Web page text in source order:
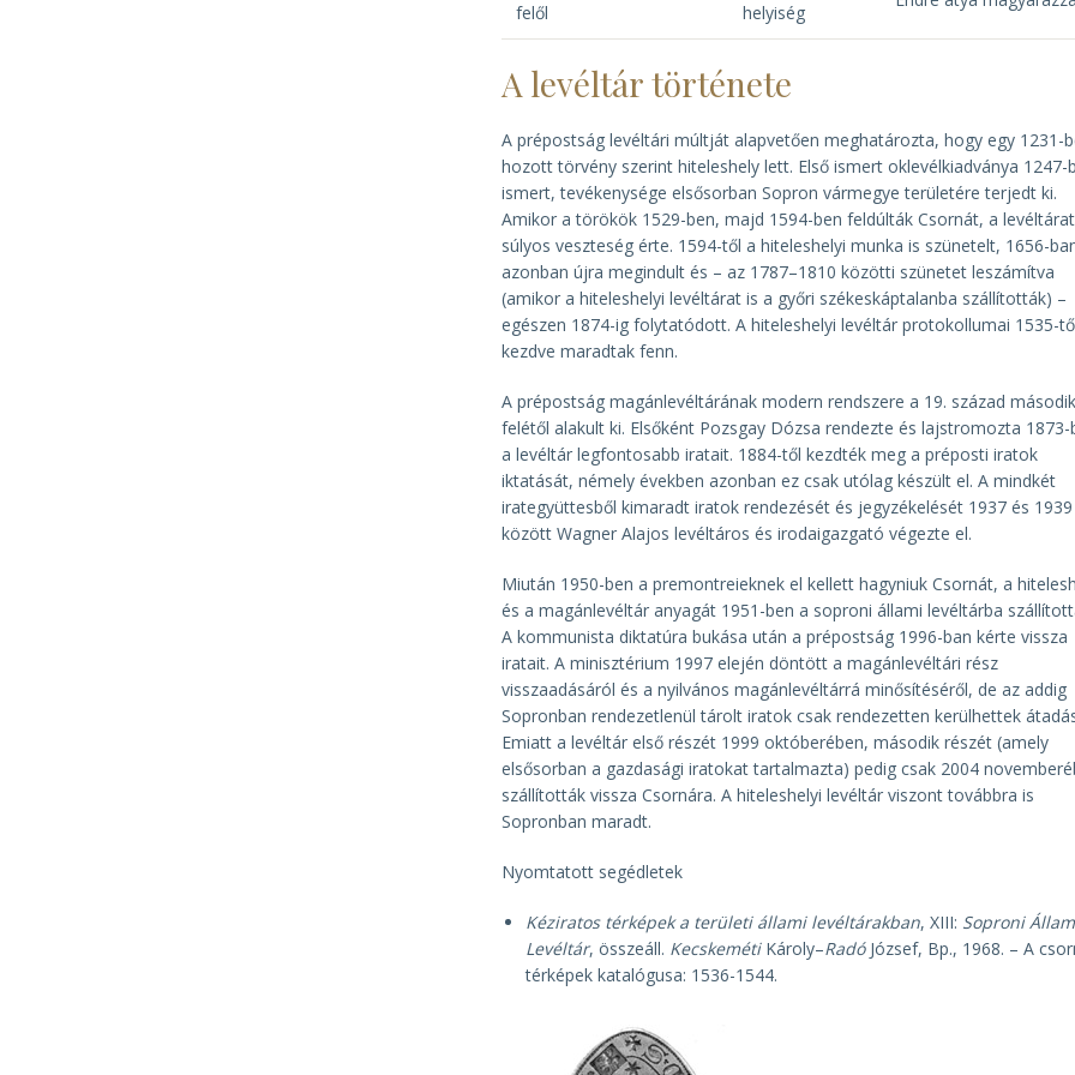
felől
helyiség
A levéltár története
A prépostság levéltári múltját alapvetően meghatározta, hogy egy 1231-
hozott törvény szerint hiteleshely lett. Első ismert oklevélkiadványa 1247-
ismert, tevékenysége elsősorban Sopron vármegye területére terjedt ki.
Amikor a törökök 1529-ben, majd 1594-ben feldúlták Csornát, a
súlyos veszteség érte. 1594-től a hiteleshelyi munka is szünetelt, 1656-
azonban újra megindult és – az 1787–1810 közötti szünetet leszámítva
(amikor a hiteleshelyi levéltárat is a győri székeskáptalanba szállították) –
egészen 1874-ig folytatódott. A hiteleshelyi levéltár protokollumai 1535-
kezdve maradtak fenn.
A prépostság magánlevéltárának modern rendszere a 19. század második
felétől alakult ki. Elsőként Pozsgay Dózsa rendezte és lajstromozta 1873-
a levéltár legfontosabb iratait. 1884-től kezdték meg a préposti iratok
iktatását, némely években azonban ez csak utólag készült el. A mindkét
irategyüttesből kimaradt iratok rendezését és jegyzékelését 1937 és 1939
között Wagner Alajos levéltáros és irodaigazgató végezte el.
Miután 1950-ben a premontreieknek el kellett hagyniuk Csornát, a
és a magánlevéltár anyagát 1951-ben a soproni állami levéltárba
A kommunista diktatúra bukása után a prépostság 1996-ban kérte vissza
iratait. A minisztérium 1997 elején döntött a magánlevéltári rész
visszaadásáról és a nyilvános magánlevéltárrá minősítéséről, de az addig
Sopronban rendezetlenül tárolt iratok csak rendezetten kerülhettek
Emiatt a levéltár első részét 1999 októberében, második részét (amely
elsősorban a gazdasági iratokat tartalmazta) pedig csak 2004
szállították vissza Csornára. A hiteleshelyi levéltár viszont továbbra is
Sopronban maradt.
Nyomtatott segédletek
Kéziratos térképek a területi állami levéltárakban, XIII: Soproni
Levéltár, összeáll. KecskemétiKároly–RadóJózsef, Bp., 1968. – A
térképek katalógusa: 1536-1544.